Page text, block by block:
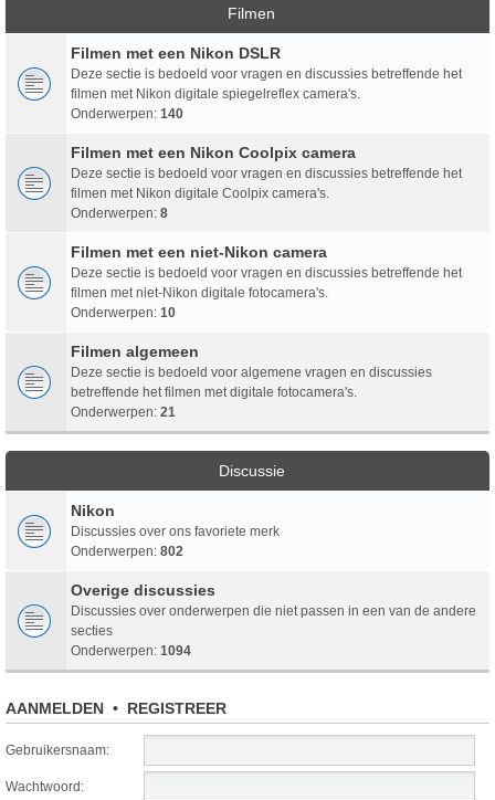
Filmen
Filmen met een Nikon DSLR
Deze sectie is bedoeld voor vragen en discussies betreffende het
filmen met Nikon digitale spiegelreflex camera's.
Onderwerpen: 140
Filmen met een Nikon Coolpix camera
Deze sectie is bedoeld voor vragen en discussies betreffende het
filmen met Nikon digitale Coolpix camera's.
Onderwerpen: 8
Filmen met een niet-Nikon camera
Deze sectie is bedoeld voor vragen en discussies betreffende het
filmen met niet-Nikon digitale fotocamera's.
Onderwerpen: 10
Filmen algemeen
Deze sectie is bedoeld voor algemene vragen en discussies
betreffende het filmen met digitale fotocamera's.
Onderwerpen: 21
Discussie
Nikon
Discussies over ons favoriete merk
Onderwerpen: 802
Overige discussies
Discussies over onderwerpen die niet passen in een van de andere
secties
Onderwerpen: 1094
AANMELDEN • REGISTREER
Gebruikersnaam:
Wachtwoord: